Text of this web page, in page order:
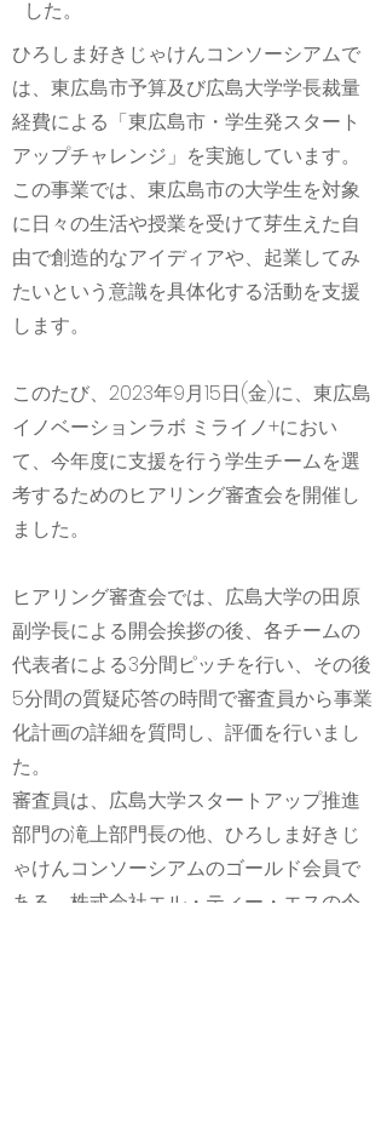
した。
ひろしま好きじゃけんコンソーシアムで
は、東広島市予算及び広島大学学長裁量
経費による「東広島市・学生発スタート
アップチャレンジ」を実施しています。
この事業では、東広島市の大学生を対象
に日々の生活や授業を受けて芽生えた自
由で創造的なアイディアや、起業してみ
たいという意識を具体化する活動を支援
します。
このたび、2023年9月15日(金)に、東広島
イノベーションラボ ミライノ+におい
て、今年度に支援を行う学生チームを選
考するためのヒアリング審査会を開催し
ました。
ヒアリング審査会では、広島大学の田原
副学長による開会挨拶の後、各チームの
代表者による3分間ピッチを行い、その後
5分間の質疑応答の時間で審査員から事業
化計画の詳細を質問し、評価を行いまし
た。
審査員は、広島大学スタートアップ推進
部門の滝上部門長の他、ひろしま好きじ
ゃけんコンソーシアムのゴールド会員で
ある、株式会社エル・ティー・エスの今